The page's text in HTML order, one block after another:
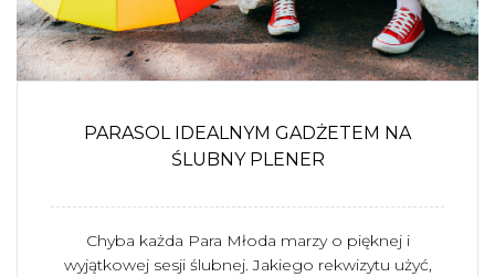
PARASOL IDEALNYM GADŻETEM NA
ŚLUBNY PLENER
Chyba każda Para Młoda marzy o pięknej i
wyjątkowej sesji ślubnej. Jakiego rekwizytu użyć,